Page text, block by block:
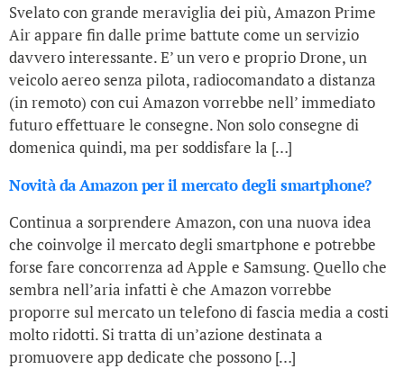
Svelato con grande meraviglia dei più, Amazon Prime
Air appare fin dalle prime battute come un servizio
davvero interessante. E’ un vero e proprio Drone, un
veicolo aereo senza pilota, radiocomandato a distanza
(in remoto) con cui Amazon vorrebbe nell’ immediato
futuro effettuare le consegne. Non solo consegne di
domenica quindi, ma per soddisfare la […]
Novità da Amazon per il mercato degli smartphone?
Continua a sorprendere Amazon, con una nuova idea
che coinvolge il mercato degli smartphone e potrebbe
forse fare concorrenza ad Apple e Samsung. Quello che
sembra nell’aria infatti è che Amazon vorrebbe
proporre sul mercato un telefono di fascia media a costi
molto ridotti. Si tratta di un’azione destinata a
promuovere app dedicate che possono […]